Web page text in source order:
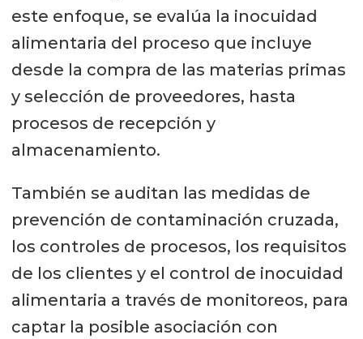
este enfoque, se evalúa la inocuidad
alimentaria del proceso que incluye
desde la compra de las materias primas
y selección de proveedores, hasta
procesos de recepción y
almacenamiento.
También se auditan las medidas de
prevención de contaminación cruzada,
los controles de procesos, los requisitos
de los clientes y el control de inocuidad
alimentaria a través de monitoreos, para
captar la posible asociación con